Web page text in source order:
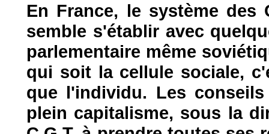
En France, le système
semble s'établir avec
parlementaire même
qui soit la cellule sociale,
que l'individu. Les
plein capitalisme, sous la